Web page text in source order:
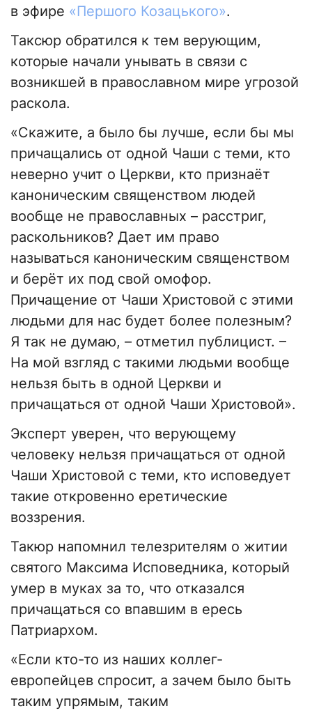
в эфире «Першого Козацького».
Таксюр обратился к тем верующим,
которые начали унывать в связи с
возникшей в православном мире угрозой
раскола.
«Скажите, а было бы лучше, если бы мы
причащались от одной Чаши с теми, кто
неверно учит о Церкви, кто признаёт
каноническим священством людей
вообще не православных – расстриг,
раскольников? Дает им право
называться каноническим священством
и берёт их под свой омофор.
Причащение от Чаши Христовой с этими
людьми для нас будет более полезным?
Я так не думаю, – отметил публицист. –
На мой взгляд с такими людьми вообще
нельзя быть в одной Церкви и
причащаться от одной Чаши Христовой».
Эксперт уверен, что верующему
человеку нельзя причащаться от одной
Чаши Христовой с теми, кто исповедует
такие откровенно еретические
воззрения.
Такюр напомнил телезрителям о житии
святого Максима Исповедника, который
умер в муках за то, что отказался
причащаться со впавшим в ересь
Патриархом.
«Если кто-то из наших коллег-
европейцев спросит, а зачем было быть
таким упрямым, таким